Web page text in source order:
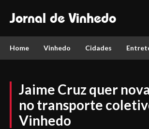
Jornal de Vinhedo
Home Vinhedo Cidades
Jaime Cruz quer
no transporte
Vinhedo